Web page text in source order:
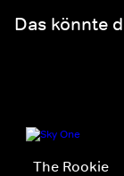
Das könnte
The Rookie